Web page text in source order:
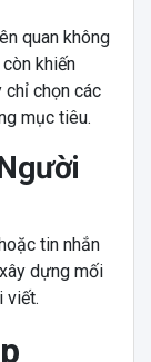
quan không
khiến
chỉ chọn các
mục tiêu.
tin nhắn
dựng mối
viết.